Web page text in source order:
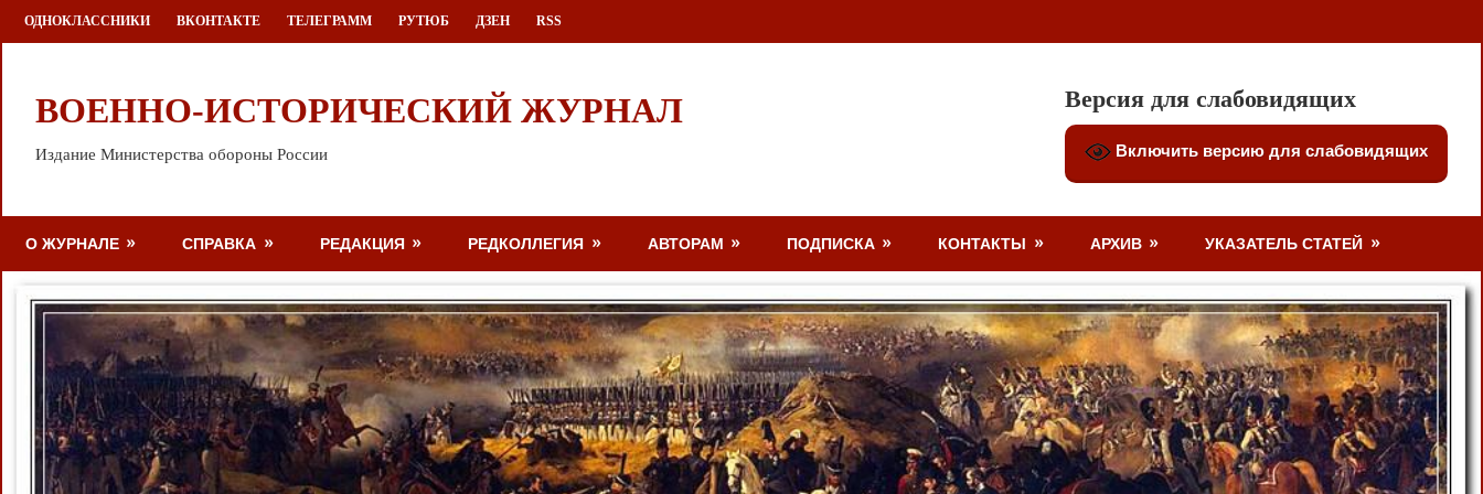
Перейти
к
ОДНОКЛАССНИКИ ВКОНТАКТЕ ТЕЛЕГРАММ РУТЮБ ДЗЕН RSS
ВОЕННО-ИСТОРИЧЕСКИЙ ЖУРНАЛ
Издание Министерства обороны России
Версия для слабовидящих
Включить версию для слабовидящих
О ЖУРНАЛЕ СПРАВКА РЕДАКЦИЯ РЕДКОЛЛЕГИЯ АВТОРАМ ПОДПИСКА КОНТАКТЫ АРХИВ УКАЗАТЕЛЬ СТАТЕЙ